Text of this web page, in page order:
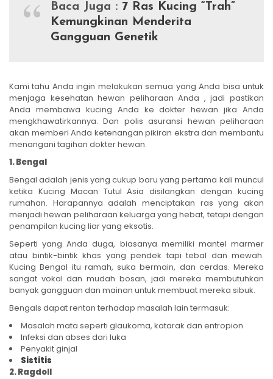
Baca Juga : 7 Ras Kucing “Trah”
Kemungkinan Menderita
Gangguan Genetik
Kami tahu Anda ingin melakukan semua yang Anda bisa untuk
menjaga kesehatan hewan peliharaan Anda , jadi pastikan
Anda membawa kucing Anda ke dokter hewan jika Anda
mengkhawatirkannya. Dan polis asuransi hewan peliharaan
akan memberi Anda ketenangan pikiran ekstra dan membantu
menangani tagihan dokter hewan.
1. Bengal
Bengal adalah jenis yang cukup baru yang pertama kali muncul
ketika Kucing Macan Tutul Asia disilangkan dengan kucing
rumahan. Harapannya adalah menciptakan ras yang akan
menjadi hewan peliharaan keluarga yang hebat, tetapi dengan
penampilan kucing liar yang eksotis.
Seperti yang Anda duga, biasanya memiliki mantel marmer
atau bintik-bintik khas yang pendek tapi tebal dan mewah.
Kucing Bengal itu ramah, suka bermain, dan cerdas. Mereka
sangat vokal dan mudah bosan, jadi mereka membutuhkan
banyak gangguan dan mainan untuk membuat mereka sibuk.
Bengals dapat rentan terhadap masalah lain termasuk:
Masalah mata seperti glaukoma, katarak dan entropion
Infeksi dan abses dari luka
Penyakit ginjal
Sistitis
2. Ragdoll